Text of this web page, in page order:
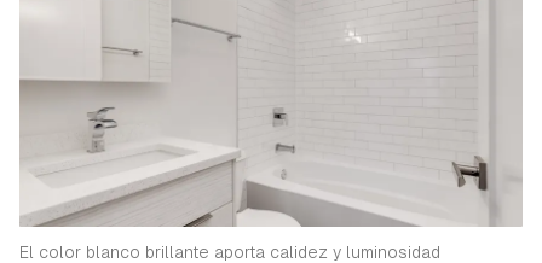
El color blanco brillante aporta calidez y luminosidad